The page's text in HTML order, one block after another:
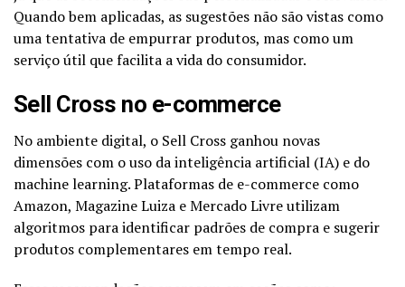
Quando bem aplicadas, as sugestões não são vistas como
uma tentativa de empurrar produtos, mas como um
serviço útil que facilita a vida do consumidor.
Sell Cross no e-commerce
No ambiente digital, o Sell Cross ganhou novas
dimensões com o uso da inteligência artificial (IA) e do
machine learning. Plataformas de e-commerce como
Amazon, Magazine Luiza e Mercado Livre utilizam
algoritmos para identificar padrões de compra e sugerir
produtos complementares em tempo real.